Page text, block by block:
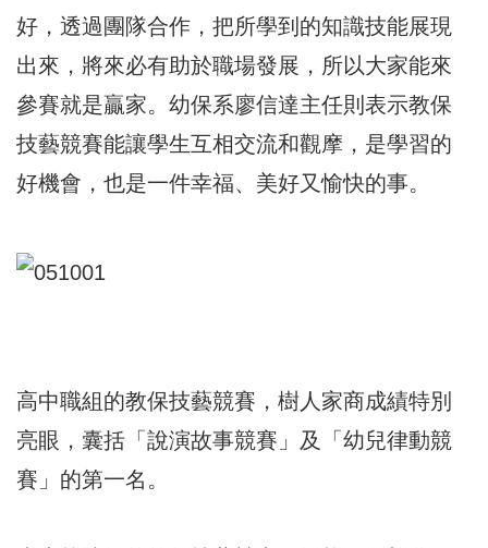
好，透過團隊合作，把所學到的知識技能展現
出來，將來必有助於職場發展，所以大家能來
參賽就是贏家。幼保系廖信達主任則表示教保
技藝競賽能讓學生互相交流和觀摩，是學習的
好機會，也是一件幸福、美好又愉快的事。
高中職組的教保技藝競賽，樹人家商成績特別
亮眼，囊括「說演故事競賽」及「幼兒律動競
賽」的第一名。